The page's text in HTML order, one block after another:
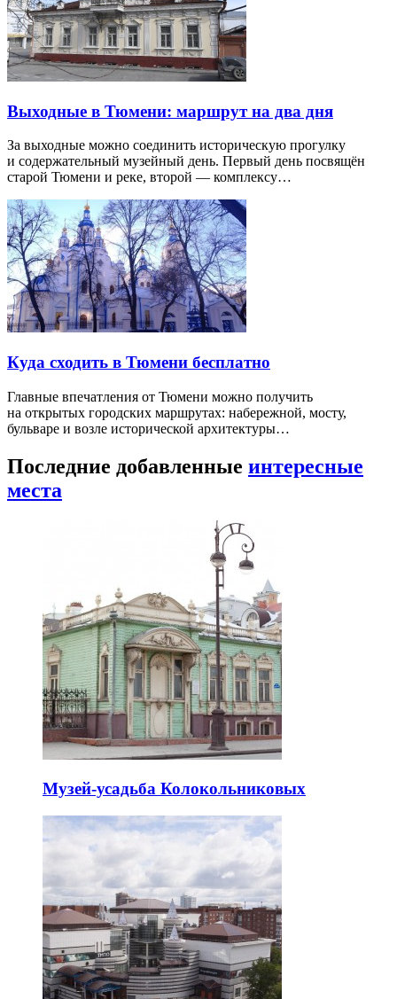
Выходные в Тюмени: маршрут на два дня
За выходные можно соединить историческую прогулку
и содержательный музейный день. Первый день посвящён
старой Тюмени и реке, второй — комплексу…
Куда сходить в Тюмени бесплатно
Главные впечатления от Тюмени можно получить
на открытых городских маршрутах: набережной, мосту,
бульваре и возле исторической архитектуры…
Последние добавленные интересные
места
Музей-усадьба Колокольниковых